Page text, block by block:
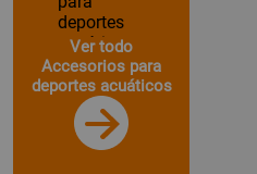
Ver todo
Accesorios para
deportes acuáticos